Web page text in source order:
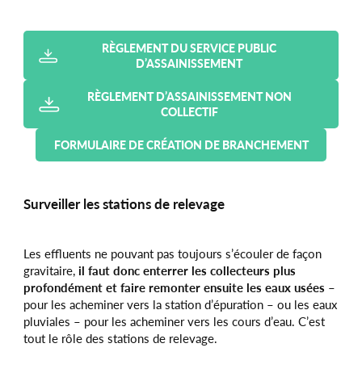
RÈGLEMENT DU SERVICE PUBLIC
D’ASSAINISSEMENT
RÈGLEMENT D’ASSAINISSEMENT NON
COLLECTIF
FORMULAIRE DE CRÉATION DE BRANCHEMENT
Surveiller les stations de relevage
Les effluents ne pouvant pas toujours s’écouler de façon
gravitaire,il faut donc enterrer les collecteurs plus
profondément et faire remonter ensuite les eaux usées –
pour les acheminer vers la station d’épuration – ou les eaux
pluviales – pour les acheminer vers les cours d’eau. C’est
tout le rôle des stations de relevage.